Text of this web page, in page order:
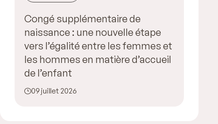
Congé supplémentaire de
naissance : une nouvelle étape
vers l’égalité entre les femmes et
les hommes en matière d’accueil
de l’enfant
09 juillet 2026